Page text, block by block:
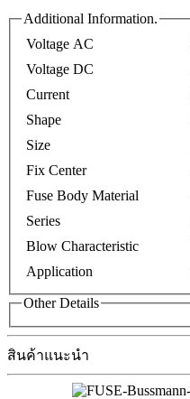
Additional Information.
Voltage AC
Voltage DC
Current
Shape
Size
Fix Center
Fuse Body Material
Series
Blow Characteristic
Application
Other Details
สินค้าแนะนำ